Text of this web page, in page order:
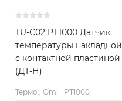
TU-C02 PT1000 Датчик
температуры накладной
с контактной пластиной
(ДТ-Н)
Термо., Om:
PT1000